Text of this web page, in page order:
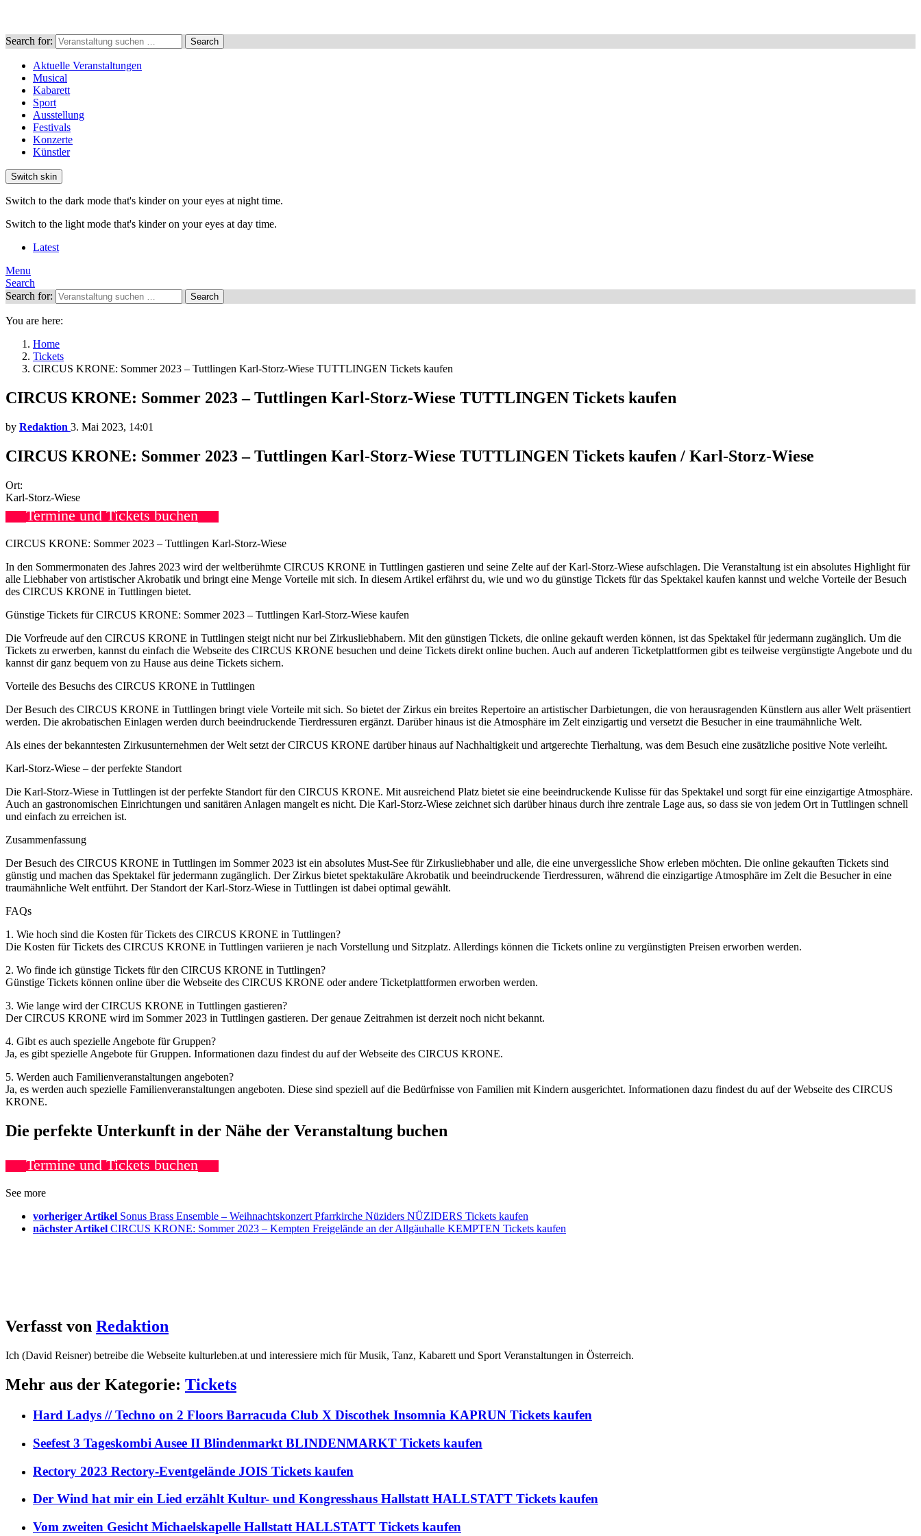
Search for: Search
Aktuelle Veranstaltungen
Musical
Kabarett
Sport
Ausstellung
Festivals
Konzerte
Künstler
Switch skin
Switch to the dark mode that's kinder on your eyes at night time.
Switch to the light mode that's kinder on your eyes at day time.
Latest
Menu
Search
Search for:
Search
You are here:
Home
Tickets
CIRCUS KRONE: Sommer 2023 – Tuttlingen Karl-Storz-Wiese TUTTLINGEN Tickets kaufen
CIRCUS KRONE: Sommer 2023 – Tuttlingen Karl-Storz-Wiese TUTTLINGEN Tickets kaufen
by Redaktion 3. Mai 2023, 14:01
CIRCUS KRONE: Sommer 2023 – Tuttlingen Karl-Storz-Wiese TUTTLINGEN Tickets kaufen / Karl-Storz-Wiese
Ort:
Karl-Storz-Wiese
Termine und Tickets buchen
CIRCUS KRONE: Sommer 2023 – Tuttlingen Karl-Storz-Wiese
In den Sommermonaten des Jahres 2023 wird der weltberühmte CIRCUS KRONE in Tuttlingen gastieren und seine Zelte auf der Karl-Storz-Wiese aufschlagen. Die Veranstaltung ist ein absolutes Highlight für
alle Liebhaber von artistischer Akrobatik und bringt eine Menge Vorteile mit sich. In diesem Artikel erfährst du, wie und wo du günstige Tickets für das Spektakel kaufen kannst und welche Vorteile der Besuch
des CIRCUS KRONE in Tuttlingen bietet.
Günstige Tickets für CIRCUS KRONE: Sommer 2023 – Tuttlingen Karl-Storz-Wiese kaufen
Die Vorfreude auf den CIRCUS KRONE in Tuttlingen steigt nicht nur bei Zirkusliebhabern. Mit den günstigen Tickets, die online gekauft werden können, ist das Spektakel für jedermann zugänglich. Um die
Tickets zu erwerben, kannst du einfach die Webseite des CIRCUS KRONE besuchen und deine Tickets direkt online buchen. Auch auf anderen Ticketplattformen gibt es teilweise vergünstigte Angebote und du
kannst dir ganz bequem von zu Hause aus deine Tickets sichern.
Vorteile des Besuchs des CIRCUS KRONE in Tuttlingen
Der Besuch des CIRCUS KRONE in Tuttlingen bringt viele Vorteile mit sich. So bietet der Zirkus ein breites Repertoire an artistischer Darbietungen, die von herausragenden Künstlern aus aller Welt präsentiert
werden. Die akrobatischen Einlagen werden durch beeindruckende Tierdressuren ergänzt. Darüber hinaus ist die Atmosphäre im Zelt einzigartig und versetzt die Besucher in eine traumähnliche Welt.
Als eines der bekanntesten Zirkusunternehmen der Welt setzt der CIRCUS KRONE darüber hinaus auf Nachhaltigkeit und artgerechte Tierhaltung, was dem Besuch eine zusätzliche positive Note verleiht.
Karl-Storz-Wiese – der perfekte Standort
Die Karl-Storz-Wiese in Tuttlingen ist der perfekte Standort für den CIRCUS KRONE. Mit ausreichend Platz bietet sie eine beeindruckende Kulisse für das Spektakel und sorgt für eine einzigartige Atmosphäre.
Auch an gastronomischen Einrichtungen und sanitären Anlagen mangelt es nicht. Die Karl-Storz-Wiese zeichnet sich darüber hinaus durch ihre zentrale Lage aus, so dass sie von jedem Ort in Tuttlingen schnell
und einfach zu erreichen ist.
Zusammenfassung
Der Besuch des CIRCUS KRONE in Tuttlingen im Sommer 2023 ist ein absolutes Must-See für Zirkusliebhaber und alle, die eine unvergessliche Show erleben möchten. Die online gekauften Tickets sind
günstig und machen das Spektakel für jedermann zugänglich. Der Zirkus bietet spektakuläre Akrobatik und beeindruckende Tierdressuren, während die einzigartige Atmosphäre im Zelt die Besucher in eine
traumähnliche Welt entführt. Der Standort der Karl-Storz-Wiese in Tuttlingen ist dabei optimal gewählt.
FAQs
1. Wie hoch sind die Kosten für Tickets des CIRCUS KRONE in Tuttlingen?
Die Kosten für Tickets des CIRCUS KRONE in Tuttlingen variieren je nach Vorstellung und Sitzplatz. Allerdings können die Tickets online zu vergünstigten Preisen erworben werden.
2. Wo finde ich günstige Tickets für den CIRCUS KRONE in Tuttlingen?
Günstige Tickets können online über die Webseite des CIRCUS KRONE oder andere Ticketplattformen erworben werden.
3. Wie lange wird der CIRCUS KRONE in Tuttlingen gastieren?
Der CIRCUS KRONE wird im Sommer 2023 in Tuttlingen gastieren. Der genaue Zeitrahmen ist derzeit noch nicht bekannt.
4. Gibt es auch spezielle Angebote für Gruppen?
Ja, es gibt spezielle Angebote für Gruppen. Informationen dazu findest du auf der Webseite des CIRCUS KRONE.
5. Werden auch Familienveranstaltungen angeboten?
Ja, es werden auch spezielle Familienveranstaltungen angeboten. Diese sind speziell auf die Bedürfnisse von Familien mit Kindern ausgerichtet. Informationen dazu findest du auf der Webseite des CIRCUS
KRONE.
Die perfekte Unterkunft in der Nähe der Veranstaltung buchen
Termine und Tickets buchen
See more
vorheriger Artikel Sonus Brass Ensemble – Weihnachtskonzert Pfarrkirche Nüziders NÜZIDERS Tickets kaufen
nächster Artikel CIRCUS KRONE: Sommer 2023 – Kempten Freigelände an der Allgäuhalle KEMPTEN Tickets kaufen
Verfasst von Redaktion
Ich (David Reisner) betreibe die Webseite kulturleben.at und interessiere mich für Musik, Tanz, Kabarett und Sport Veranstaltungen in Österreich.
Mehr aus der Kategorie: Tickets
Hard Ladys // Techno on 2 Floors Barracuda Club X Discothek Insomnia KAPRUN Tickets kaufen
Seefest 3 Tageskombi Ausee II Blindenmarkt BLINDENMARKT Tickets kaufen
Rectory 2023 Rectory-Eventgelände JOIS Tickets kaufen
Der Wind hat mir ein Lied erzählt Kultur- und Kongresshaus Hallstatt HALLSTATT Tickets kaufen
Vom zweiten Gesicht Michaelskapelle Hallstatt HALLSTATT Tickets kaufen